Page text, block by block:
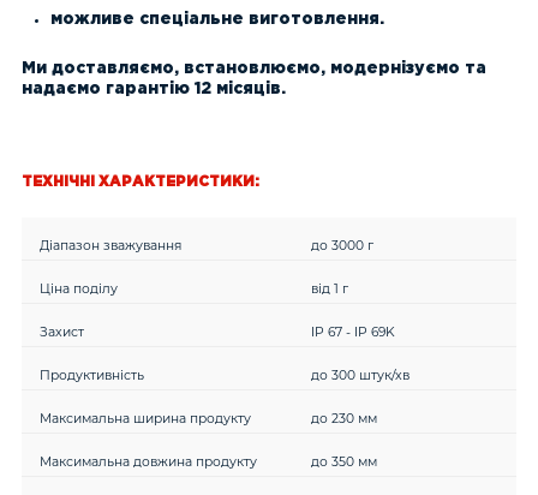
можливе спеціальне виготовлення.
Ми доставляємо, встановлюємо, модернізуємо та
надаємо гарантію 12 місяців.
ТЕХНІЧНІ ХАРАКТЕРИСТИКИ:
Діапазон зважування до 3000 г
Ціна поділу від 1 г
Захист IP 67 - IP 69K
Продуктивність до 300 штук/хв
Максимальна ширина продукту до 230 мм
Максимальна довжина продукту до 350 мм